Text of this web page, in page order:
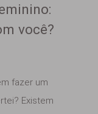
você?
fazer um
Existem